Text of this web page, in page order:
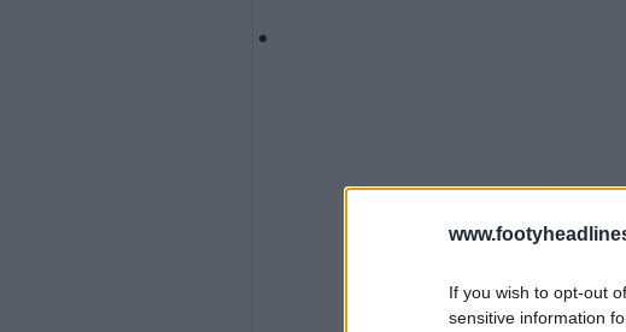
If you wish to opt-out
sensitive information